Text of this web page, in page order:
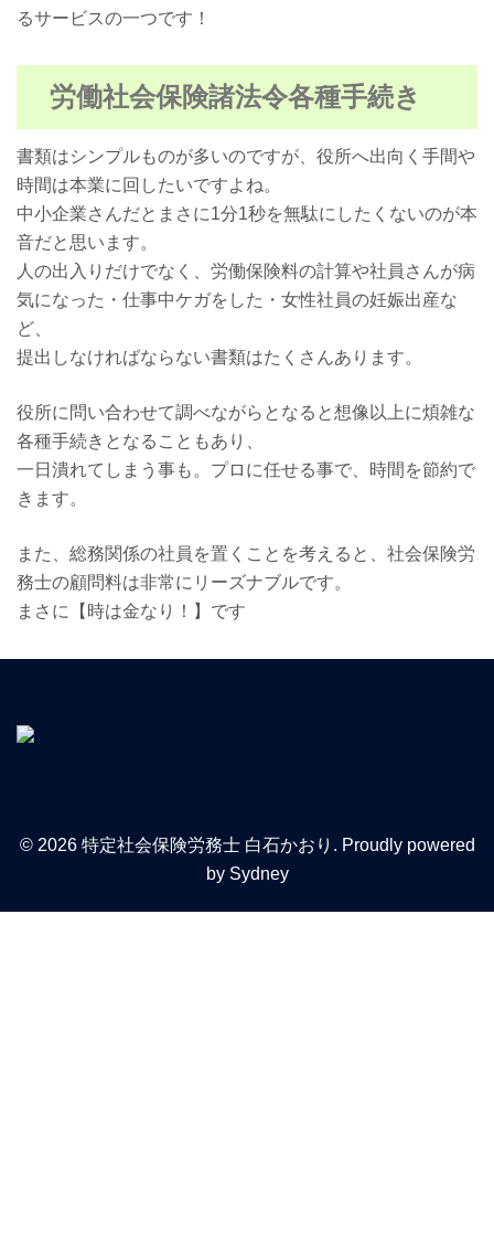
るサービスの一つです！
労働社会保険諸法令各種手続き
書類はシンプルものが多いのですが、役所へ出向く手間や
時間は本業に回したいですよね。
中小企業さんだとまさに1分1秒を無駄にしたくないのが本
音だと思います。
人の出入りだけでなく、労働保険料の計算や社員さんが病
気になった・仕事中ケガをした・女性社員の妊娠出産な
ど、
提出しなければならない書類はたくさんあります。
役所に問い合わせて調べながらとなると想像以上に煩雑な
各種手続きとなることもあり、
一日潰れてしまう事も。プロに任せる事で、時間を節約で
きます。
また、総務関係の社員を置くことを考えると、社会保険労
務士の顧問料は非常にリーズナブルです。
まさに【時は金なり！】です
© 2026 特定社会保険労務士 白石かおり. Proudly powered
by Sydney